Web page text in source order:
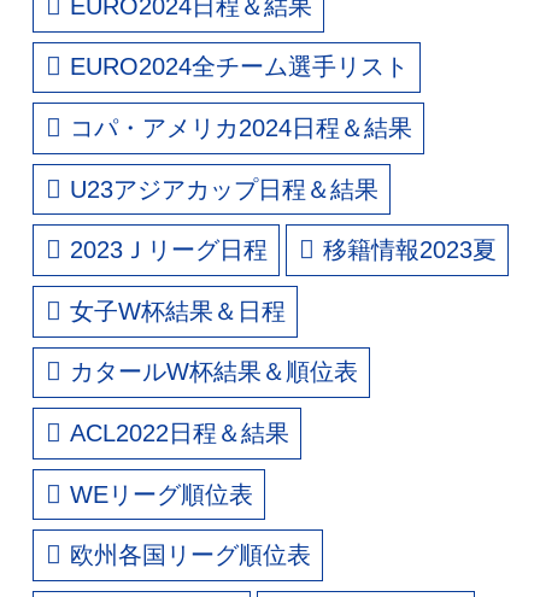
EURO2024日程＆結果
EURO2024全チーム選手リスト
コパ・アメリカ2024日程＆結果
U23アジアカップ日程＆結果
2023Ｊリーグ日程 移籍情報2023夏
女子W杯結果＆日程
カタールW杯結果＆順位表
ACL2022日程＆結果
WEリーグ順位表
欧州各国リーグ順位表